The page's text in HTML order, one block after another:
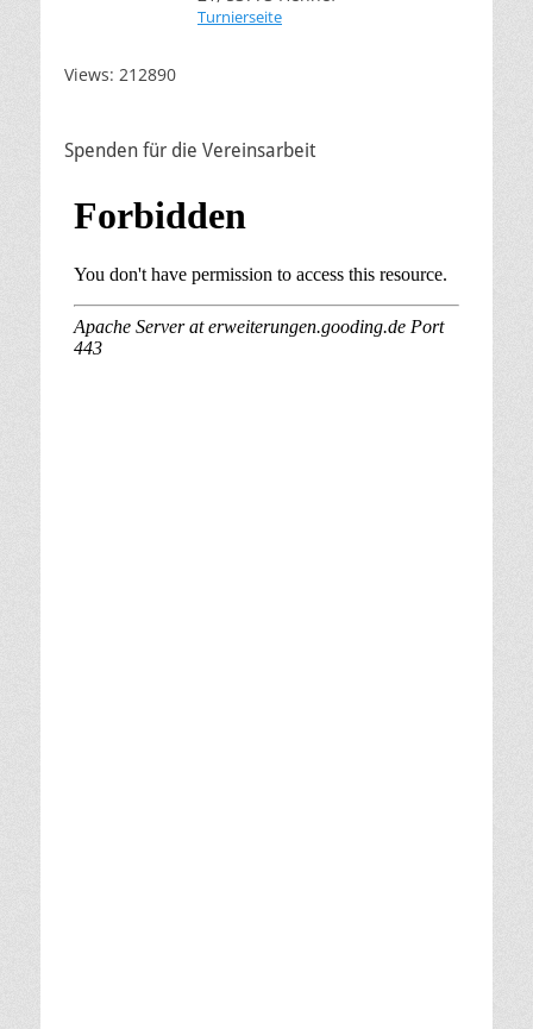
Turnierseite
Views: 212890
Spenden für die Vereinsarbeit